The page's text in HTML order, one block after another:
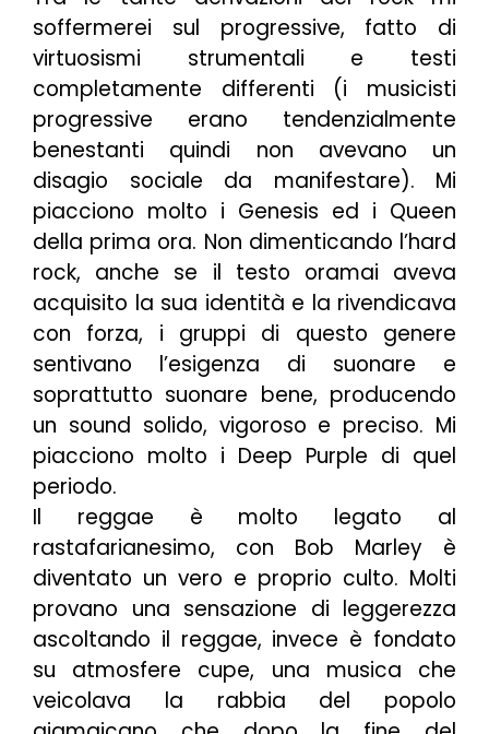
soffermerei sul progressive, fatto di
virtuosismi strumentali e testi
completamente differenti (i musicisti
progressive erano tendenzialmente
benestanti quindi non avevano un
disagio sociale da manifestare). Mi
piacciono molto i Genesis ed i Queen
della prima ora. Non dimenticando l’hard
rock, anche se il testo oramai aveva
acquisito la sua identità e la rivendicava
con forza, i gruppi di questo genere
sentivano l’esigenza di suonare e
soprattutto suonare bene, producendo
un sound solido, vigoroso e preciso. Mi
piacciono molto i Deep Purple di quel
periodo.
Il reggae è molto legato al
rastafarianesimo, con Bob Marley è
diventato un vero e proprio culto. Molti
provano una sensazione di leggerezza
ascoltando il reggae, invece è fondato
su atmosfere cupe, una musica che
veicolava la rabbia del popolo